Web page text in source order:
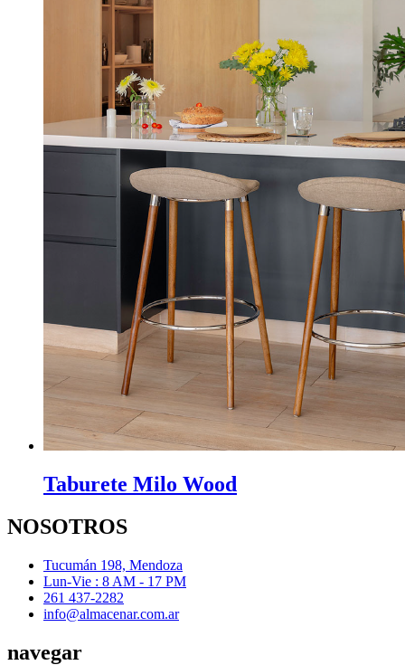
Taburete Milo Wood
NOSOTROS
Tucumán 198, Mendoza
Lun-Vie : 8 AM - 17 PM
261 437-2282
info@almacenar.com.ar
navegar